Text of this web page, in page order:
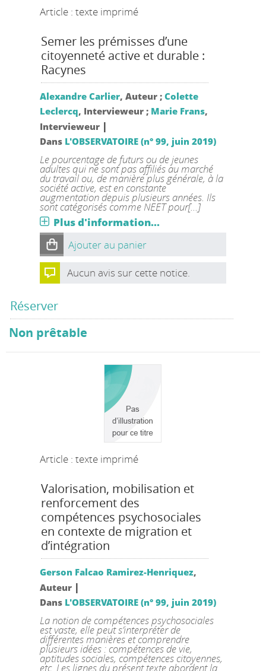
Article : texte imprimé
Semer les prémisses d’une
citoyenneté active et durable :
Racynes
Alexandre Carlier, Auteur ;Colette
Leclercq, Intervieweur ; Marie Frans,
Intervieweur |
Dans L'OBSERVATOIRE (n° 99, juin 2019)
Le pourcentage de futurs ou de jeunes
adultes qui ne sont pas affiliés au marché
du travail ou, de manière plus générale, à la
société active, est en constante
augmentation depuis plusieurs années. Ils
sont catégorisés comme NEET pour[...]
Plus d'information...
Ajouter au panier
Aucun avis sur cette notice.
Réserver
Non prêtable
Article : texte imprimé
Valorisation, mobilisation et
renforcement des
compétences psychosociales
en contexte de migration et
d’intégration
Gerson Falcao Ramirez-Henriquez,
Auteur |
Dans L'OBSERVATOIRE (n° 99, juin 2019)
La notion de compétences psychosociales
est vaste, elle peut s’interpréter de
différentes manières et comprendre
plusieurs idées : compétences de vie,
aptitudes sociales, compétences citoyennes,
etc. Les lignes du présent texte abordent la